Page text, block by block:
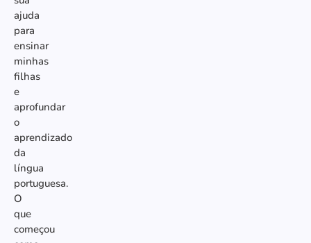
ajuda
para
ensinar
minhas
filhas
e
aprofundar
o
aprendizado
da
língua
portuguesa.
O
que
começou